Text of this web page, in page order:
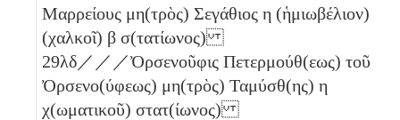
Μαρρείους μη(τρὸς) Σεγάθιος η (ἡμιωβέλιον)
(χαλκοῖ) β σ(τατίωνος)
29λδ／／／Ὀρσενοῦφις Πετερμούθ(εως) τοῦ
Ὀρσενο(ύφεως) μη(τρὸς) Ταμύσθ(ης) η
χ(ωματικοῦ) στατ(ίωνος)